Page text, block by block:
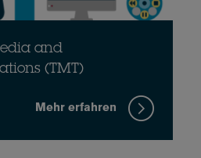
and
(TMT)
Mehr erfahren